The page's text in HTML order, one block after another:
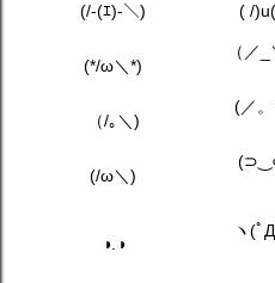
(/-(ｴ)-＼) ( /
(*/ω＼*)
（／_
（/｡＼)
(／
(/ω＼)
◑.◑
ヽ(ﾟ